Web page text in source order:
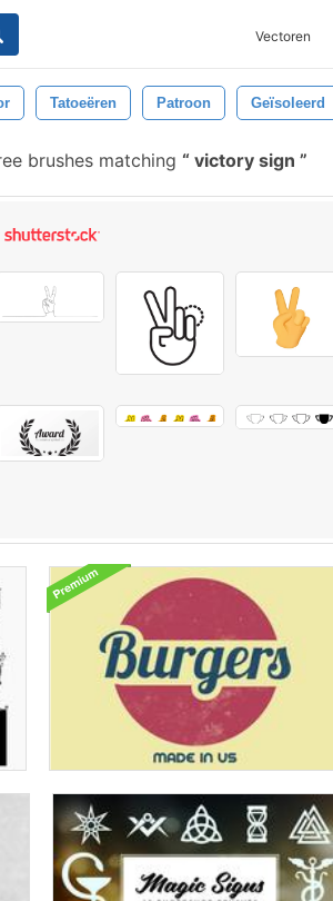
Vectoren
Tatoeëren Patroon Geïsoleerd
brushes matching victory sign